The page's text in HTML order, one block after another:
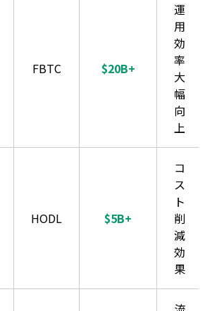
FBTC $20B+
運
用
効
率
大
幅
向
上
HODL $5B+
コ
ス
ト
削
減
効
果